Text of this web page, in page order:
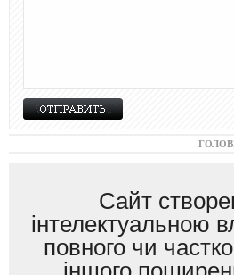
Сайт
інтелектуальною
повного чи